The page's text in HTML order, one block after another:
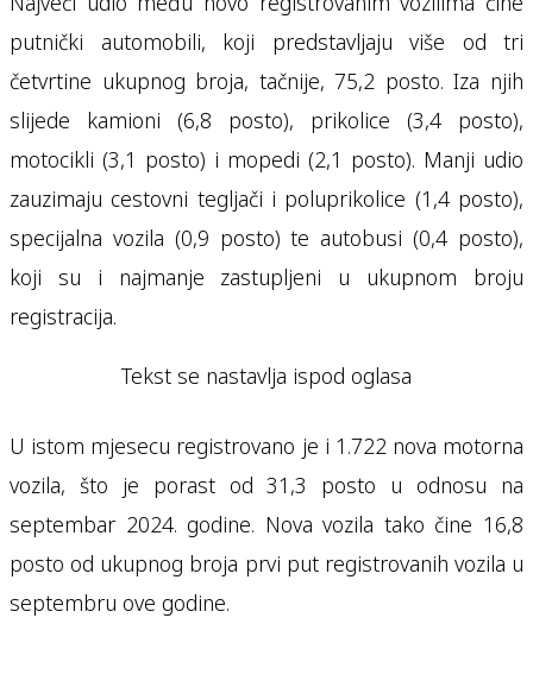
putnički automobili, koji predstavljaju više od tri
četvrtine ukupnog broja, tačnije, 75,2 posto. Iza njih
slijede kamioni (6,8 posto), prikolice (3,4 posto),
motocikli (3,1 posto) i mopedi (2,1 posto). Manji udio
zauzimaju cestovni tegljači i poluprikolice (1,4 posto),
specijalna vozila (0,9 posto) te autobusi (0,4 posto),
koji su i najmanje zastupljeni u ukupnom broju
registracija.
Tekst se nastavlja ispod oglasa
U istom mjesecu registrovano je i 1.722 nova motorna
vozila, što je porast od 31,3 posto u odnosu na
septembar 2024. godine. Nova vozila tako čine 16,8
posto od ukupnog broja prvi put registrovanih vozila u
septembru ove godine.